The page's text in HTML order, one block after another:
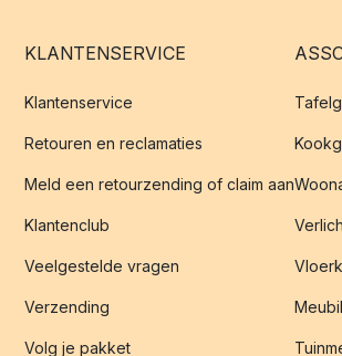
KLANTENSERVICE
Klantenservice
Retouren en reclamaties
Meld een retourzending of claim aan
Klantenclub
Veelgestelde vragen
Verzending
Volg je pakket